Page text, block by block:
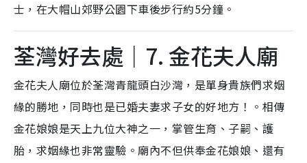
士，在大帽山郊野公園下車後步行約5分鐘。
荃灣好去處｜7. 金花夫人廟
金花夫人廟位於荃灣青龍頭白沙灣，是單身貴族們求姻
緣的勝地，同時也是已婚夫妻求子女的好地方！。相傳
金花娘娘是天上九位大神之一，掌管生育、子嗣、護
胎，求姻緣也非常靈驗。廟內不但供奉金花娘娘、還有